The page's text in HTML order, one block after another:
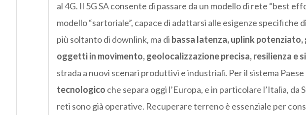
al 4G. Il 5G SA consente di passare da un modello di rete “best
modello “sartoriale”, capace di adattarsi alle esigenze specifiche
più soltanto di downlink, ma di bassa latenza, uplink
oggetti in movimento, geolocalizzazione precisa, resilienza e
strada a nuovi scenari produttivi e industriali. Per il sistema
tecnologico che separa oggi l’Europa, e in particolare l’Italia, da
reti sono già operative. Recuperare terreno è essenziale per